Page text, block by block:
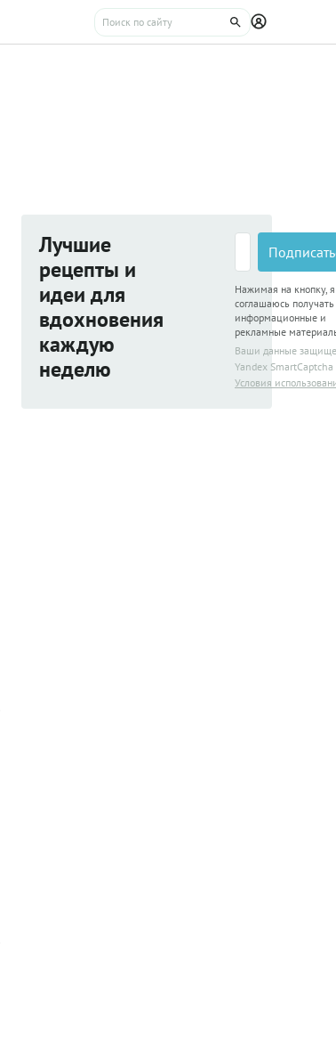
Лучшие
рецепты и
идеи для
вдохновения
каждую
неделю
Нажимая на кнопку, я
соглашаюсь получать
информационные и
рекламные
Ваши данные
Yandex SmartCaptcha
Условия